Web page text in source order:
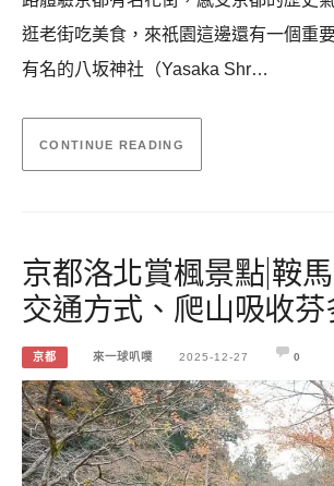
逛老街吃美食，來祇園這邊還有一個重
有名的八坂神社（Yasaka Shr…
CONTINUE READING
京都洛北賞楓景點|鞍
交通方式、爬山吸收芬
京都 來一球叭噗 2025-12-27 0